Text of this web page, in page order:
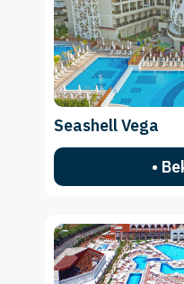
Seashell Vega
•